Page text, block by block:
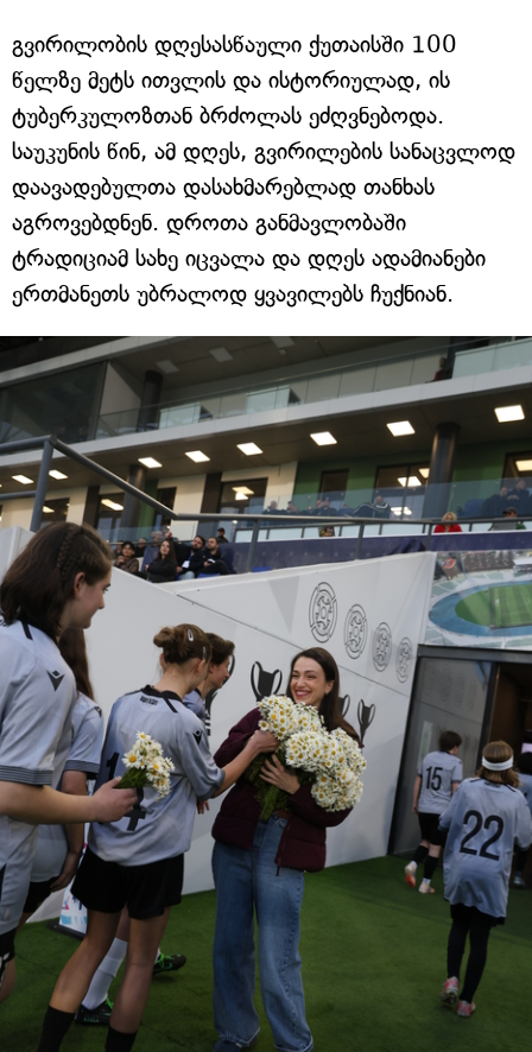
გვირილობის დღესასწაული ქუთაისში 100
წელზე მეტს ითვლის და ისტორიულად, ის
ტუბერკულოზთან ბრძოლას ეძღვნებოდა.
საუკუნის წინ, ამ დღეს, გვირილების სანაცვლოდ
დაავადებულთა დასახმარებლად თანხას
აგროვებდნენ. დროთა განმავლობაში
ტრადიციამ სახე იცვალა და დღეს ადამიანები
ერთმანეთს უბრალოდ ყვავილებს ჩუქნიან.